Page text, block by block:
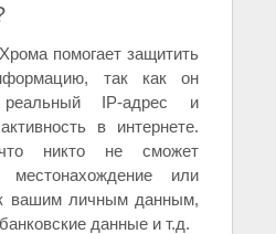
помогает защитить
так как он
IP-адрес и
в интернете.
никто не сможет
или
вашим личным данным,
данные и т.д.